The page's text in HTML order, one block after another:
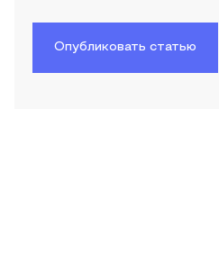
Опубликовать статью